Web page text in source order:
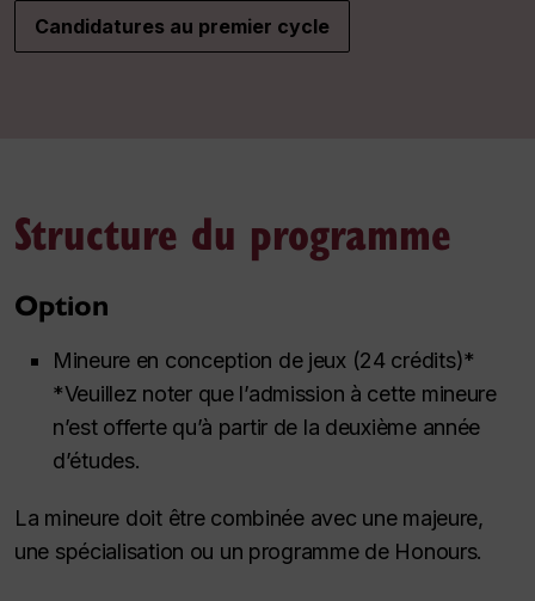
Candidatures au premier cycle
Structure du programme
Option
Mineure en conception de jeux (24 crédits)*
*Veuillez noter que l’admission à cette mineure
n’est offerte qu’à partir de la deuxième année
d’études.
La mineure doit être combinée avec une majeure,
une spécialisation ou un programme de Honours.